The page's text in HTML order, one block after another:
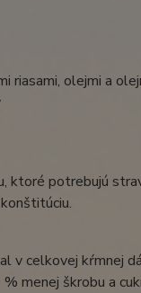
riasami, olejmi a
ktoré potrebujú
v celkovej kŕmnej
menej škrobu a